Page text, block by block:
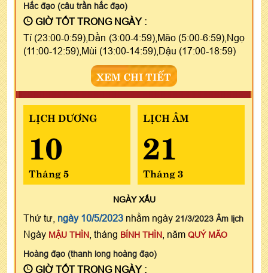
Hắc đạo (câu trần hắc đạo)
GIỜ TỐT TRONG NGÀY :
Tí (23:00-0:59),Dần (3:00-4:59),Mão (5:00-6:59),Ngọ
(11:00-12:59),Mùi (13:00-14:59),Dậu (17:00-18:59)
XEM CHI TIẾT
LỊCH DƯƠNG
10
Tháng 5
LỊCH ÂM
21
Tháng 3
NGÀYXẤU
Thứ tư, ngày 10/5/2023 nhằm ngày 21/3/2023 Âm lịch
Ngày MẬU THÌN , tháng BÍNH THÌN , năm QUÝ MÃO
Hoàng đạo (thanh long hoàng đạo)
GIỜ TỐT TRONG NGÀY :